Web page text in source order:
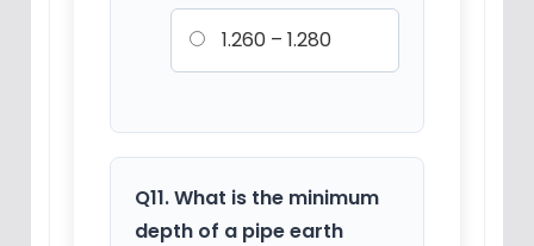
1.260 – 1.280
Q11. What is the minimum
depth of a pipe earth